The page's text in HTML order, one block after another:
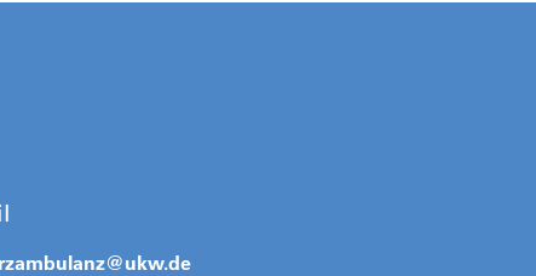
ukw.de